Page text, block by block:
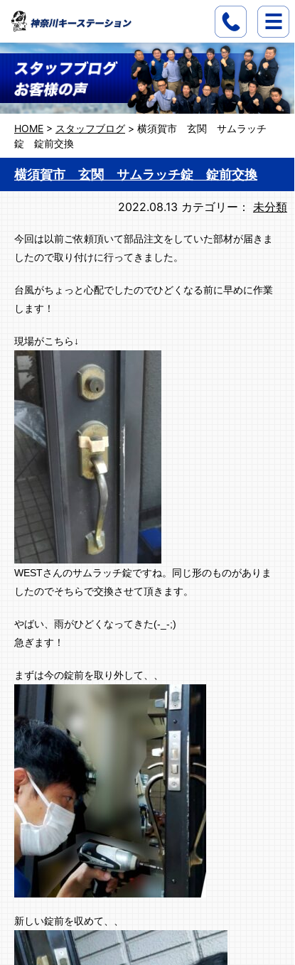
HOME > スタッフブログ > 横須賀市 玄関 サムラッチ
錠 錠前交換
横須賀市 玄関 サムラッチ錠 錠前交換
2022.08.13 カテゴリー： 未分類
今回は以前ご依頼頂いて部品注文をしていた部材が届きま
したので取り付けに行ってきました。
台風がちょっと心配でしたのでひどくなる前に早めに作業
します！
現場がこちら↓
WESTさんのサムラッチ錠ですね。同じ形のものがありま
したのでそちらで交換させて頂きます。
やばい、雨がひどくなってきた(-_-;)
急ぎます！
まずは今の錠前を取り外して、、
新しい錠前を収めて、、